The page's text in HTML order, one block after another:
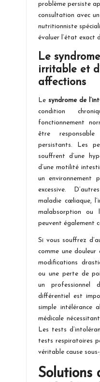
problème persiste
consultation avec
nutritionniste
évaluer l’état exact
Le
irritable et
affections
Le syndrome de
condition
fonctionnement
être
persistants. Les
souffrent d’une
d’une motilité
un environnement
excessive.
maladie cœliaque,
malabsorption ou
peuvent également
Si vous souffrez
comme une douleur
modifications
ou une perte de
un professionnel
différentiel est
simple intélérance
médicale
Les tests
tests respiratoires
véritable cause
Solutions